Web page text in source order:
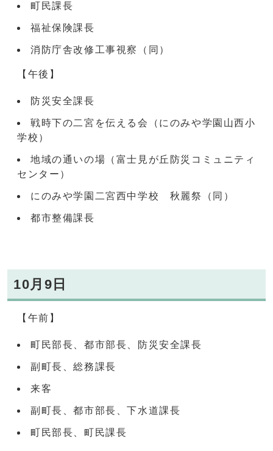
町民課長
福祉保険課長
消防庁舎改修工事視察（同）
【午後】
防災安全課長
戦時下の二宮を伝える会（にのみや学園山西小
学校）
地域の通いの場（富士見が丘防災コミュニティ
センター）
にのみや学園二宮西中学校 秋麗祭（同）
都市整備課長
10月9日
【午前】
町民部長、都市部長、防災安全課長
副町長、総務課長
来客
副町長、都市部長、下水道課長
町民部長、町民課長